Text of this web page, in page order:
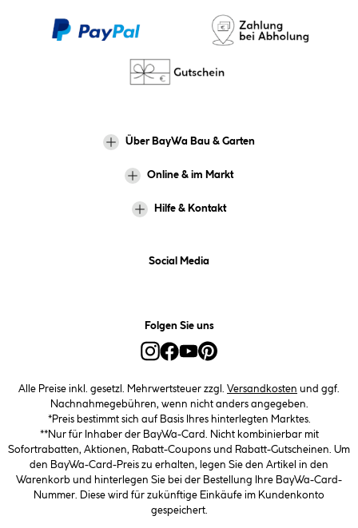
Über BayWa Bau & Garten
Online & im Markt
Hilfe & Kontakt
Social Media
Folgen Sie uns
Alle Preise inkl. gesetzl. Mehrwertsteuer zzgl. Versandkosten und ggf.
Nachnahmegebühren, wenn nicht anders angegeben.
*Preis bestimmt sich auf Basis Ihres hinterlegten Marktes.
**Nur für Inhaber der BayWa-Card. Nicht kombinierbar mit
Sofortrabatten, Aktionen, Rabatt-Coupons und Rabatt-Gutscheinen. Um
den BayWa-Card-Preis zu erhalten, legen Sie den Artikel in den
Warenkorb und hinterlegen Sie bei der Bestellung Ihre BayWa-Card-
Nummer. Diese wird für zukünftige Einkäufe im Kundenkonto
gespeichert.